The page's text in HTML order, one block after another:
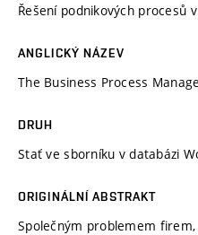
Řešení podnikových procesů
ANGLICKÝ NÁZEV
The Business Process
DRUH
Stať ve sborníku v databázi
ORIGINÁLNÍ ABSTRAKT
Společným problemem